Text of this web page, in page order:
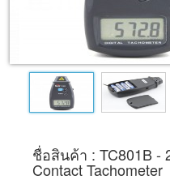
ชื่อสินค้า : TC801B -
Contact Tachometer